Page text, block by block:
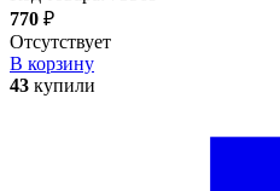
770 ₽
Отсутствует
В корзину
43 купили